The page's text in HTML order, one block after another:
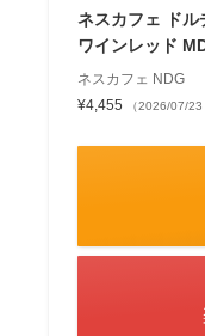
ネスカフェ ドル
ワインレッド
ネスカフェ NDG
¥4,455
（2026/07/